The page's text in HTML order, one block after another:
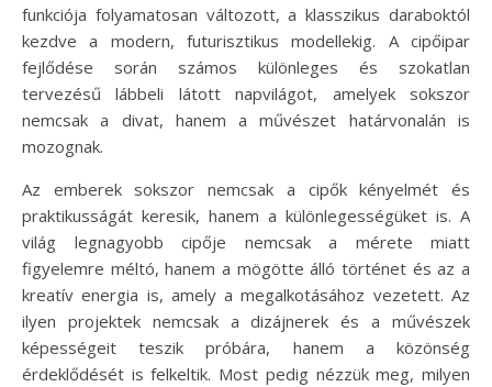
funkciója folyamatosan változott, a klasszikus daraboktól
kezdve a modern, futurisztikus modellekig. A cipőipar
fejlődése során számos különleges és szokatlan
tervezésű lábbeli látott napvilágot, amelyek sokszor
nemcsak a divat, hanem a művészet határvonalán is
mozognak.
Az emberek sokszor nemcsak a cipők kényelmét és
praktikusságát keresik, hanem a különlegességüket is. A
világ legnagyobb cipője nemcsak a mérete miatt
figyelemre méltó, hanem a mögötte álló történet és az a
kreatív energia is, amely a megalkotásához vezetett. Az
ilyen projektek nemcsak a dizájnerek és a művészek
képességeit teszik próbára, hanem a közönség
érdeklődését is felkeltik. Most pedig nézzük meg, milyen